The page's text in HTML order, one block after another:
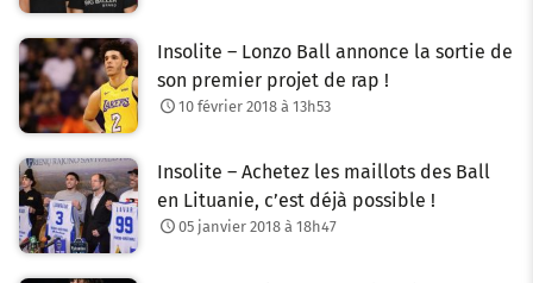
Insolite – Lonzo Ball annonce la sortie de
son premier projet de rap !
10 février 2018 à 13h53
Insolite – Achetez les maillots des Ball
en Lituanie, c’est déjà possible !
05 janvier 2018 à 18h47